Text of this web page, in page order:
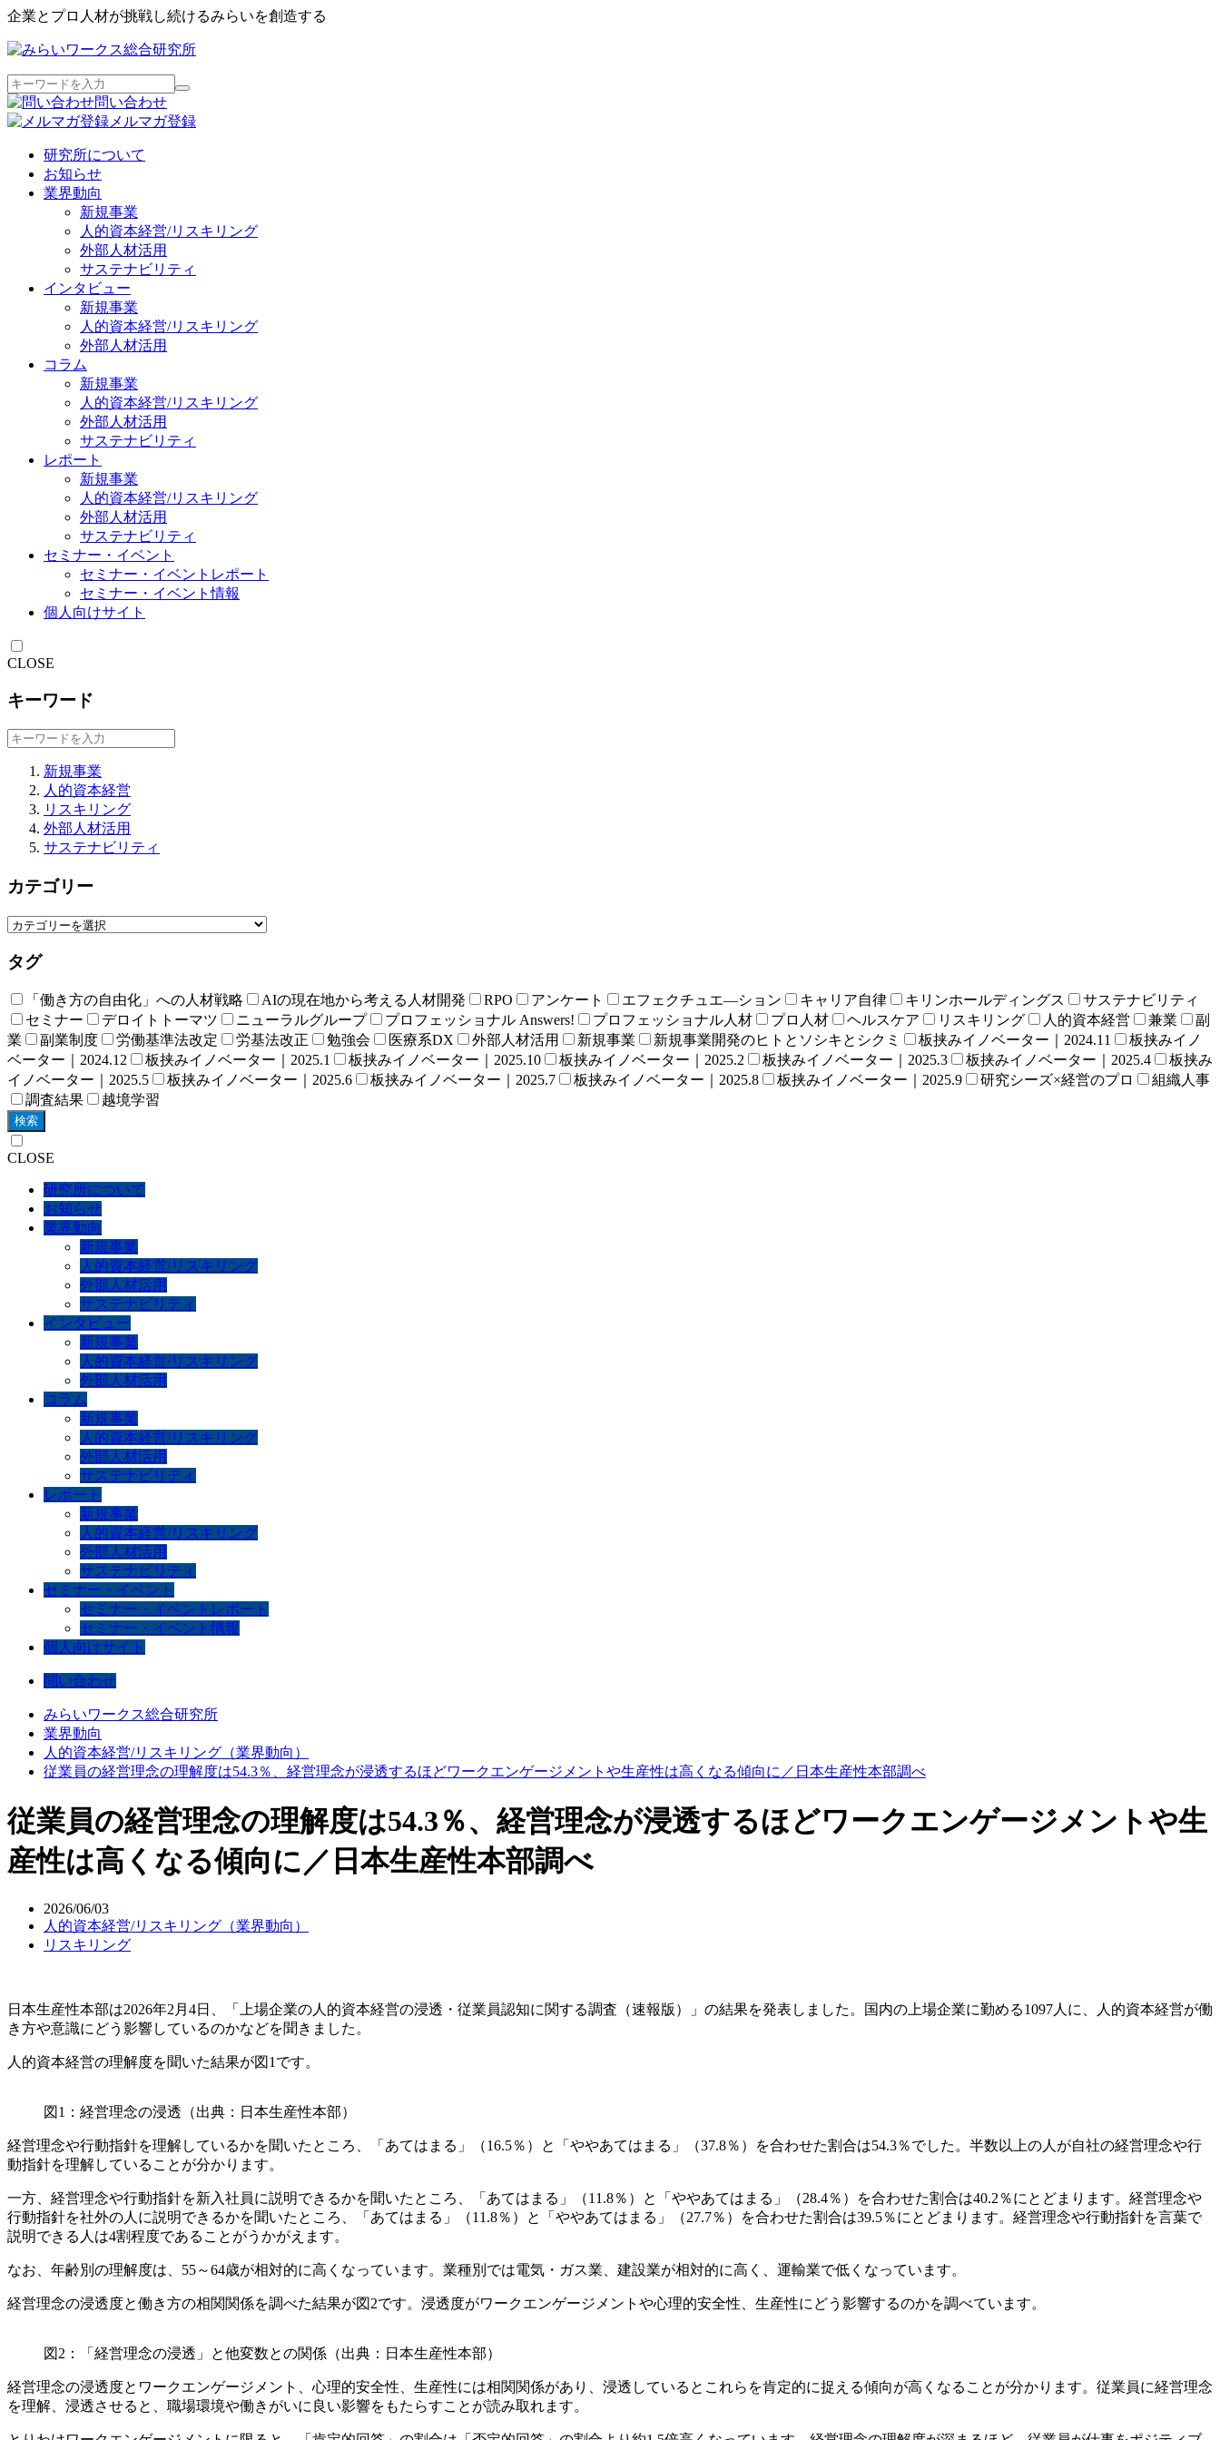
企業とプロ人材が挑戦し続けるみらいを創造する
問い合わせ
メルマガ登録
研究所について
お知らせ
業界動向
新規事業
人的資本経営/リスキリング
外部人材活用
サステナビリティ
インタビュー
新規事業
人的資本経営/リスキリング
外部人材活用
コラム
新規事業
人的資本経営/リスキリング
外部人材活用
サステナビリティ
レポート
新規事業
人的資本経営/リスキリング
外部人材活用
サステナビリティ
セミナー・イベント
セミナー・イベントレポート
セミナー・イベント情報
個人向けサイト
CLOSE
キーワード
新規事業
人的資本経営
リスキリング
外部人材活用
サステナビリティ
カテゴリー
タグ
「働き方の自由化」への人材戦略 AIの現在地から考える人材開発 RPO アンケート エフェクチュエ―ション キャリア自律 キリンホールディングス
サステナビリティ
セミナー
デロイトトーマツ ニューラルグループ プロフェッショナル Answers! プロフェッショナル人材 プロ人材 ヘルスケア リスキリング 人的資本経営 兼業
副
業
副業制度 労働基準法改定 労基法改正 勉強会 医療系DX 外部人材活用 新規事業 新規事業開発のヒトとソシキとシクミ 板挟みイノベーター｜2024.11
板挟みイノ
ベーター｜2024.12
板挟みイノベーター｜2025.1 板挟みイノベーター｜2025.10 板挟みイノベーター｜2025.2 板挟みイノベーター｜2025.3 板挟みイノベーター｜2025.4
板挟み
イノベーター｜2025.5
板挟みイノベーター｜2025.6 板挟みイノベーター｜2025.7 板挟みイノベーター｜2025.8 板挟みイノベーター｜2025.9 研究シーズ×経営のプロ
組織人事
調査結果
越境学習
検索
CLOSE
研究所について
お知らせ
業界動向
新規事業
人的資本経営/リスキリング
外部人材活用
サステナビリティ
インタビュー
新規事業
人的資本経営/リスキリング
外部人材活用
コラム
新規事業
人的資本経営/リスキリング
外部人材活用
サステナビリティ
レポート
新規事業
人的資本経営/リスキリング
外部人材活用
サステナビリティ
セミナー・イベント
セミナー・イベントレポート
セミナー・イベント情報
個人向けサイト
問い合わせ
みらいワークス総合研究所
業界動向
人的資本経営/リスキリング（業界動向）
従業員の経営理念の理解度は54.3％、経営理念が浸透するほどワークエンゲージメントや生産性は高くなる傾向に／日本生産性本部調べ
従業員の経営理念の理解度は54.3％、経営理念が浸透するほどワークエンゲージメントや生
産性は高くなる傾向に／日本生産性本部調べ
2026/06/03
人的資本経営/リスキリング（業界動向）
リスキリング
日本生産性本部は2026年2月4日、「上場企業の人的資本経営の浸透・従業員認知に関する調査（速報版）」の結果を発表しました。国内の上場企業に勤める1097人に、人的資本経営が働
き方や意識にどう影響しているのかなどを聞きました。
人的資本経営の理解度を聞いた結果が図1です。
図1：経営理念の浸透（出典：日本生産性本部）
経営理念や行動指針を理解しているかを聞いたところ、「あてはまる」（16.5％）と「ややあてはまる」（37.8％）を合わせた割合は54.3％でした。半数以上の人が自社の経営理念や行
動指針を理解していることが分かります。
一方、経営理念や行動指針を新入社員に説明できるかを聞いたところ、「あてはまる」（11.8％）と「ややあてはまる」（28.4％）を合わせた割合は40.2％にとどまります。経営理念や
行動指針を社外の人に説明できるかを聞いたところ、「あてはまる」（11.8％）と「ややあてはまる」（27.7％）を合わせた割合は39.5％にとどまります。経営理念や行動指針を言葉で
説明できる人は4割程度であることがうかがえます。
なお、年齢別の理解度は、55～64歳が相対的に高くなっています。業種別では電気・ガス業、建設業が相対的に高く、運輸業で低くなっています。
経営理念の浸透度と働き方の相関関係を調べた結果が図2です。浸透度がワークエンゲージメントや心理的安全性、生産性にどう影響するのかを調べています。
図2：「経営理念の浸透」と他変数との関係（出典：日本生産性本部）
経営理念の浸透度とワークエンゲージメント、心理的安全性、生産性には相関関係があり、浸透しているとこれらを肯定的に捉える傾向が高くなることが分かります。従業員に経営理念
を理解、浸透させると、職場環境や働きがいに良い影響をもたらすことが読み取れます。